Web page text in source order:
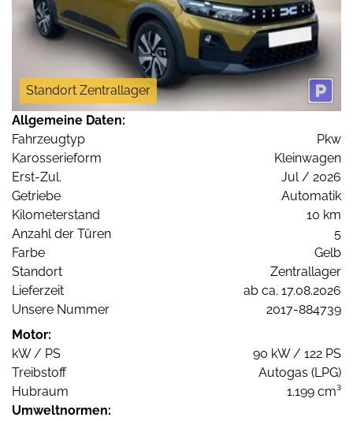
Standort Zentrallager
Allgemeine Daten:
Fahrzeugtyp
Pkw
Karosserieform
Kleinwagen
Erst-Zul.
Jul / 2026
Getriebe
Automatik
Kilometerstand
10 km
Anzahl der Türen
5
Farbe
Gelb
Standort
Zentrallager
Lieferzeit
ab ca. 17.08.2026
Unsere Nummer
2017-884739
Motor:
kW / PS
90 kW / 122 PS
Treibstoff
Autogas (LPG)
Hubraum
1.199 cm³
Umweltnormen: